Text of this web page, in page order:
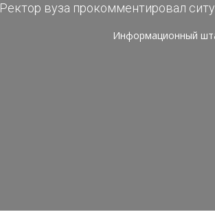
Ректор вуза прокомментировал
Информационный